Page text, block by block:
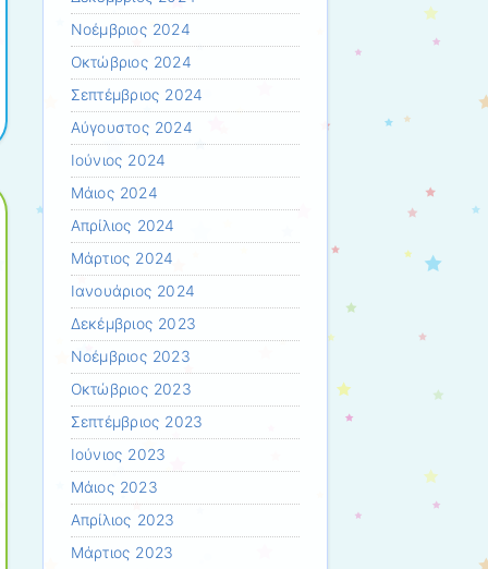
Νοέμβριος 2024
Οκτώβριος 2024
Σεπτέμβριος 2024
Αύγουστος 2024
Ιούνιος 2024
Μάιος 2024
Απρίλιος 2024
Μάρτιος 2024
Ιανουάριος 2024
Δεκέμβριος 2023
Νοέμβριος 2023
Οκτώβριος 2023
Σεπτέμβριος 2023
Ιούνιος 2023
Μάιος 2023
Απρίλιος 2023
Μάρτιος 2023